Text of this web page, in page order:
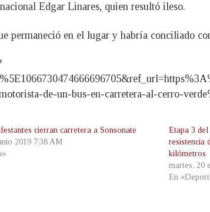
Edgar Linares, quien resultó ileso.
permaneció en el lugar y habría conciliado
de-un-bus-en-carretera-al-cerro-
cierran carretera a Sonsonate
2019 7:38 AM
Etapa 3
resistencia
kilómetros
martes, 20
En